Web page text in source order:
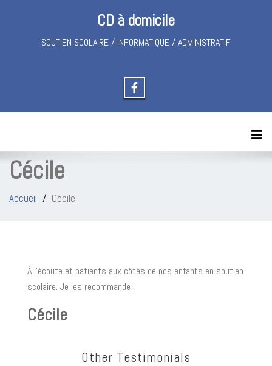
CD à domicile
SOUTIEN SCOLAIRE / INFORMATIQUE / ADMINISTRATIF
Cécile
Accueil Cécile
À l'écoute et patients aux côtés de nos enfants en soutien
scolaire. Je les recommande !
Cécile
Other Testimonials